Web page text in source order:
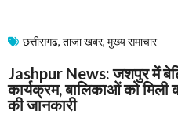
छत्तीसगढ, ताजा खबर, मुख्य समाचार​
Jashpur News: जशपुर में
कार्यक्रम, बालिकाओं को
की जानकारी